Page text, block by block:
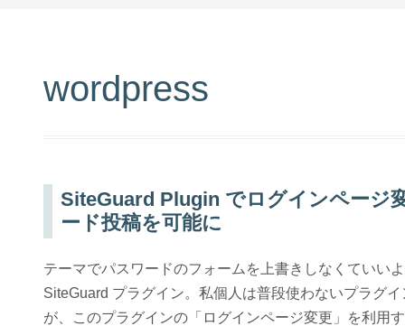
wordpress
SiteGuard Plugin でログインページ
ード投稿を可能に
テーマでパスワードのフォームを上書きしなくていい
SiteGuard プラグイン。私個人は普段使わないプラグ
が、このプラグインの「ログインページ変更」を利用